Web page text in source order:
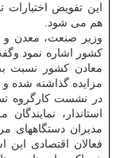
این تفویض اختیارات
هم می شود.
وزیر صنعت، معدن و
کشور اشاره نمود
معادن کشور نسبت
مزایده گذاشته شده و
در نشست کارگروه
استاندار،
مدیران دستگاههای
فعالان اقتصادی